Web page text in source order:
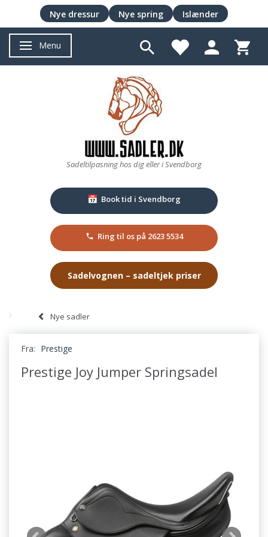
Skifte navigation
Menu
Sadeltilpasning hos dig eller i Svendborg
📅 Book tid i Svendborg
Ring til os på 2623 5534
Sadelvognen – sadeltjek priser
Nye sadler
Fra: Prestige
Prestige Joy Jumper Springsadel
Nye dressur Nye spring Islænder